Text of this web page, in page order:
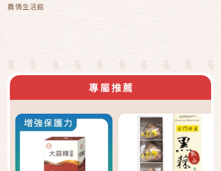
農情生活館
專屬推薦